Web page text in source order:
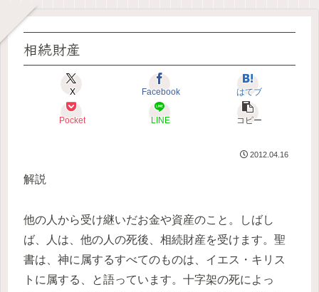
相続財産
X Facebook はてブ
Pocket LINE コピー
2012.04.16
解説
他の人から受け継いだお金や資産のこと。しばし
ば、人は、他の人の死後、相続財産を受けます。聖
書は、神に属するすべてのものは、イエス・キリス
トに属する、と語っています。十字架の死によっ